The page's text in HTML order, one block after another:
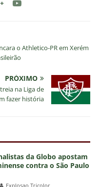
o Athletico-PR em Xerém
PRÓXIMO
na Liga de
fazer história
da Globo apostam
contra o São Paulo
Explosao Tricolor